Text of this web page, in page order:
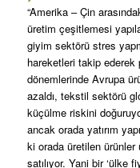
“Amerika – Çin
üretim çeşitlemesi
giyim sektörü stres
hareketleri takip
dönemlerinde Avrupa
azaldı, tekstil sektörü
küçülme riskini
ancak orada yatırım
ki orada üretilen
satılıyor. Yani bir ‘ülke